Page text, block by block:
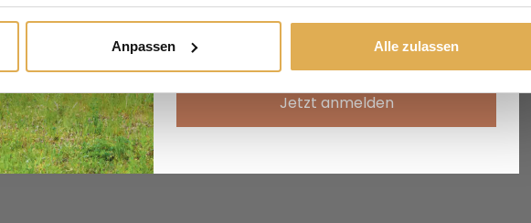
Anpassen Alle zulassen
https://www.r-vg.de/lwf-besucherinfos
E-Mail
Jetzt anmelden